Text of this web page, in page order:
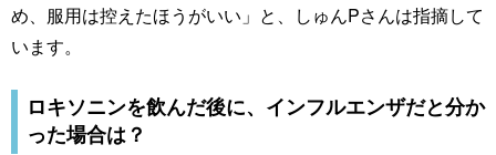
め、服用は控えたほうがいい」と、しゅんPさんは指摘して
います。
ロキソニンを飲んだ後に、インフルエンザだと分か
った場合は？